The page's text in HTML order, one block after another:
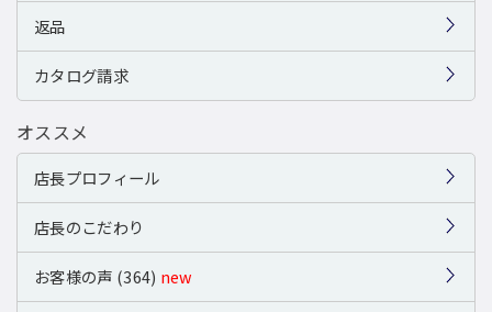
返品
カタログ請求
オススメ
店長プロフィール
店長のこだわり
お客様の声 (364) new